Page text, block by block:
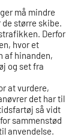
må mindre
større skibe.
Derfor
hvor et
af hinanden,
og set fra
at vurdere,
det har til
så vidt
sammenstød
anvendelse.